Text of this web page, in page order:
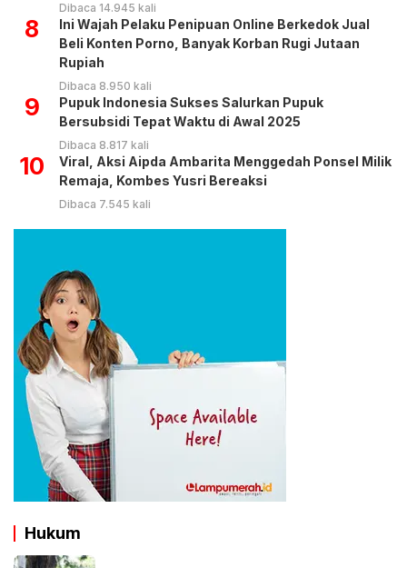
Dibaca 14.945 kali
8
Ini Wajah Pelaku Penipuan Online Berkedok Jual
Beli Konten Porno, Banyak Korban Rugi Jutaan
Rupiah
Dibaca 8.950 kali
9
Pupuk Indonesia Sukses Salurkan Pupuk
Bersubsidi Tepat Waktu di Awal 2025
Dibaca 8.817 kali
10
Viral, Aksi Aipda Ambarita Menggedah Ponsel Milik
Remaja, Kombes Yusri Bereaksi
Dibaca 7.545 kali
Hukum